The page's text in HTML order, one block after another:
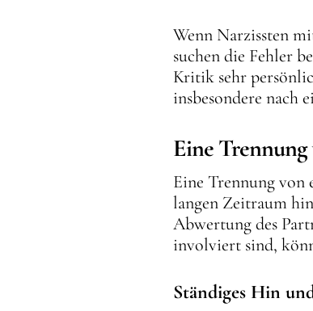
Wenn Narzissten
suchen die Fehler
Kritik sehr
insbesondere nach
Eine
Eine Trennung von
langen Zeitraum
Abwertung des
involviert sind,
Ständiges Hin